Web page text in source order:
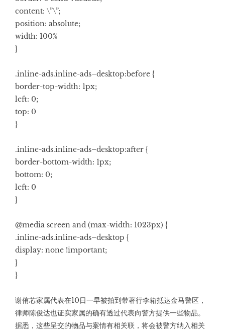
content: \”\”;
position: absolute;
width: 100%
}
.inline-ads.inline-ads–desktop:before {
border-top-width: 1px;
left: 0;
top: 0
}
.inline-ads.inline-ads–desktop:after {
border-bottom-width: 1px;
bottom: 0;
left: 0
}
@media screen and (max-width: 1023px) {
.inline-ads.inline-ads–desktop {
display: none !important;
}
}
谢侑芯家属代表在10日一早被拍到带著行李箱抵达金马警区，
律师陈俊达也证实家属的确有透过代表向警方提供一些物品。
据悉，这些呈交的物品与案情有相关联，将会被警方纳入相关